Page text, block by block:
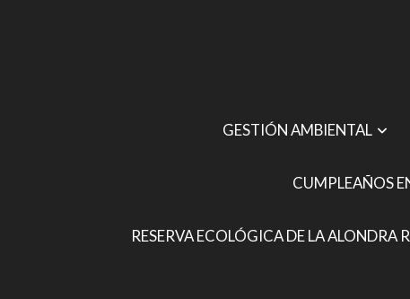
GESTIÓN AMBIENTAL
CUMPLEAÑOS
RESERVA ECOLÓGICA DE LA ALONDRA